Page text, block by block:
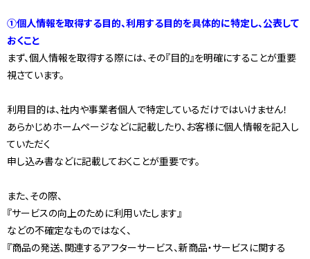
①個人情報を取得する目的、利用する目的を具体的に特定し、公表して
おくこと
まず、個人情報を取得する際には、その『目的』を明確にすることが重要
視さています。
利用目的は、社内や事業者個人で特定しているだけではいけません！
あらかじめホームページなどに記載したり、お客様に個人情報を記入し
ていただく
申し込み書などに記載しておくことが重要です。
また、その際、
『サービスの向上のために利用いたします』
などの不確定なものではなく、
『商品の発送、関連するアフターサービス、新商品・サービスに関する